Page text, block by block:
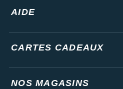
AIDE
CARTES CADEAUX
NOS MAGASINS